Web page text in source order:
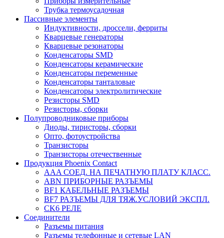
Трубка термоусадочная
Пассивные элементы
Индуктивности, дроссели, ферриты
Кварцевые генераторы
Кварцевые резонаторы
Конденсаторы SMD
Конденсаторы керамические
Конденсаторы переменные
Конденсаторы танталовые
Конденсаторы электролитические
Резисторы SMD
Резисторы, сборки
Полупроводниковые приборы
Диоды, тиристоры, сборки
Опто, фотоустройства
Транзисторы
Транзисторы отечественные
Продукция Phoenix Contact
AAA СОЕД. НА ПЕЧАТНУЮ ПЛАТУ КЛАСС.
ABN ПРИБОРНЫЕ РАЗЪЕМЫ
BF1 КАБЕЛЬНЫЕ РАЗЪЕМЫ
BF7 РАЗЪЕМЫ ДЛЯ ТЯЖ.УСЛОВИЙ ЭКСПЛ.
CK6 РЕЛЕ
Соединители
Разъемы питания
Разъемы телефонные и сетевые LAN